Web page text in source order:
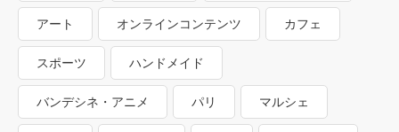
アート オンラインコンテンツ カフェ
スポーツ ハンドメイド
バンデシネ・アニメ パリ マルシェ